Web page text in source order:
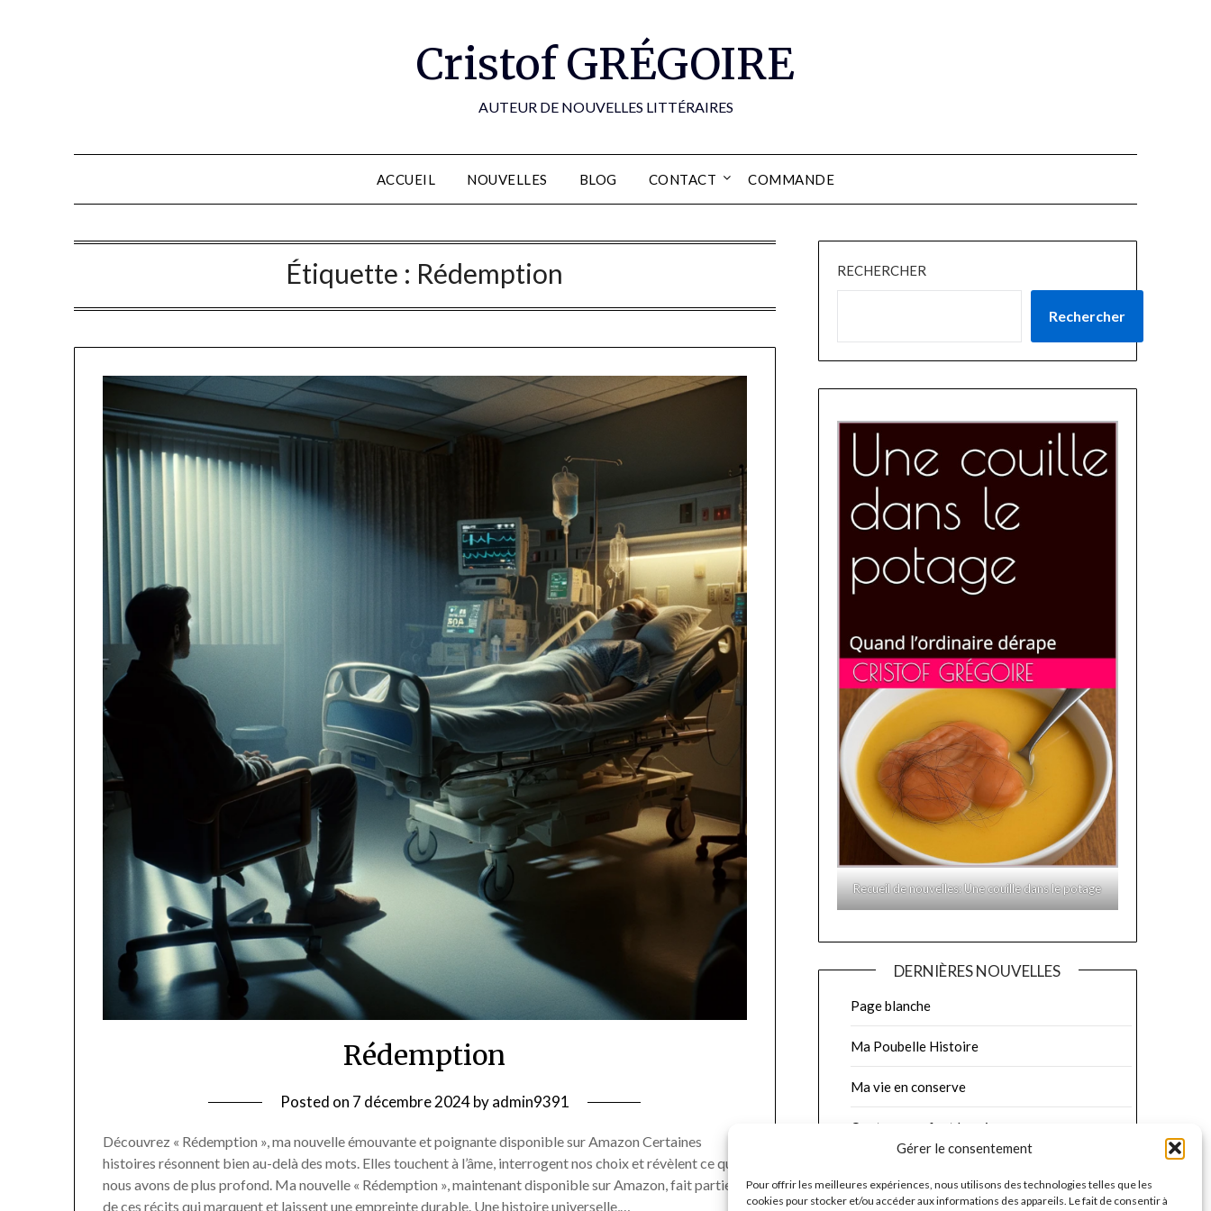
Gérer le consentement
Pour offrir les meilleures expériences, nous utilisons des technologies telles que les
cookies pour stocker et/ou accéder aux informations des appareils. Le fait de consentir à
Cristof GRÉGOIRE
AUTEUR DE NOUVELLES LITTÉRAIRES
ACCUEIL NOUVELLES BLOG CONTACT COMMANDE
Étiquette : Rédemption
Rédemption
Posted on 7 décembre 2024byadmin9391
Découvrez « Rédemption », ma nouvelle émouvante et poignante disponible sur Amazon Certaines
histoires résonnent bien au-delà des mots. Elles touchent à l’âme, interrogent nos choix et révèlent ce que
nous avons de plus profond. Ma nouvelle « Rédemption », maintenant disponible sur Amazon, fait partie
de ces récits qui marquent et laissent une empreinte durable. Une histoire universelle,…
RECHERCHER
Rechercher
Recueil de nouvelles: Une couille dans le potage
DERNIÈRES NOUVELLES
Page blanche
Ma Poubelle Histoire
Ma vie en conserve
Quatre murs font la paire